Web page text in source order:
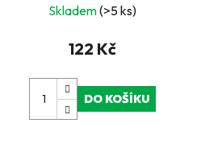
Skladem(>5 ks)
122 Kč
DO KOŠÍKU